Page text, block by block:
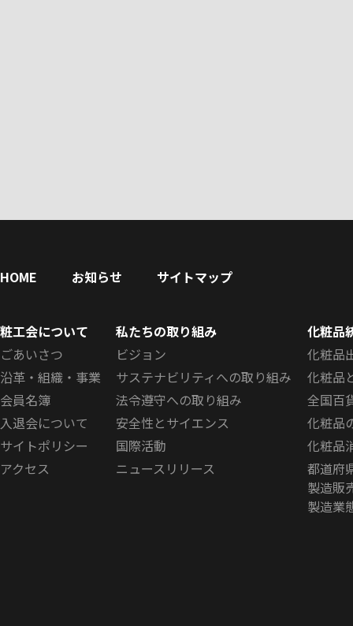
HOME お知らせ サイトマップ
粧工会について
ごあいさつ
沿革・組織・事業
会員名簿
入退会について
サイトポリシー
アクセス
私たちの取り組み
ビジョン
サステナビリティへの取り組み
法令遵守への取り組み
安全性とサイエンス
国際活動
ニュースリリース
化粧品
化粧品
化粧品
全国百
化粧品
化粧品
都道府
製造販
製造業